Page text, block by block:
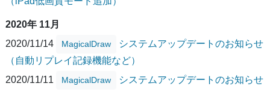
2020年 11月
2020/11/14
MagicalDraw
システムアップデートのお知らせ
（自動リプレイ記録機能など）
2020/11/11
MagicalDraw システムアップデートのお知らせ